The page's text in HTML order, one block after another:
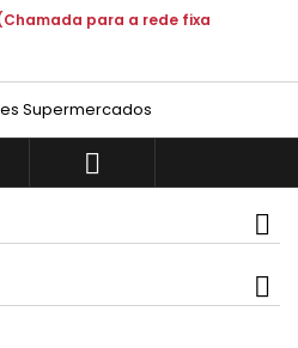
(Chamada para a rede fixa
